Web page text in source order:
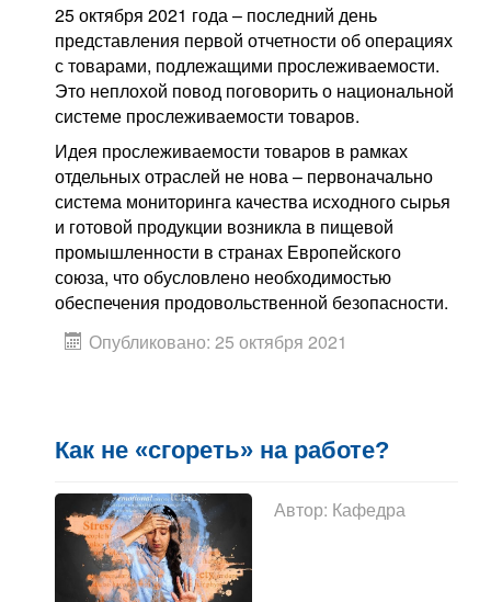
25 октября 2021 года – последний день
представления первой отчетности об операциях
с товарами, подлежащими прослеживаемости.
Это неплохой повод поговорить о национальной
системе прослеживаемости товаров.
Идея прослеживаемости товаров в рамках
отдельных отраслей не нова – первоначально
система мониторинга качества исходного сырья
и готовой продукции возникла в пищевой
промышленности в странах Европейского
союза, что обусловлено необходимостью
обеспечения продовольственной безопасности.
Опубликовано: 25 октября 2021
Как не «сгореть» на работе?
Автор: Кафедра